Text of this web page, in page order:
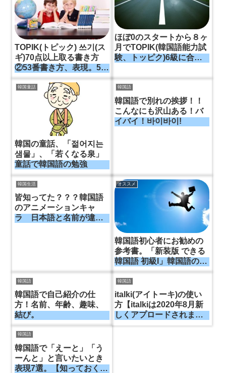
TOPIK(トピック) 쓰기(ス
ギ)70点以上取る書き方
②53番書き方、表現。53
番は쓰기の中で一番の狙
い目。
ほぼ0のスタートから８ヶ
月でTOPIK(韓国語能力試
験、トッピク)6級に合格
勉強の王道
韓国童話
韓国の童話、「젊어지는
샘물」、「若くなる泉」
童話で韓国語の勉強
韓国語
韓国語で別れの挨拶！！
こんなにも沢山ある！バ
イバイ！바이바이!
韓国生活
皆知ってた？？？韓国語
のアニメーションキャ
ラ 日本語と名前が違
オススメ
韓国語初心者にお勧めの
参考書。「新装版 できる
韓国語 初級I」韓国語の勉
強を始めたければこの参
考書！
韓国語
韓国語で自己紹介の仕
方！名前、年齢、趣味、
結び。
韓国語
italki(アイトーキ)の使い
方【italkiは2020年8月新
しくアプロードされまし
た】
韓国語
韓国語で「えーと」「う
ーんと」と言いたいとき
表現7選。【知っておくと